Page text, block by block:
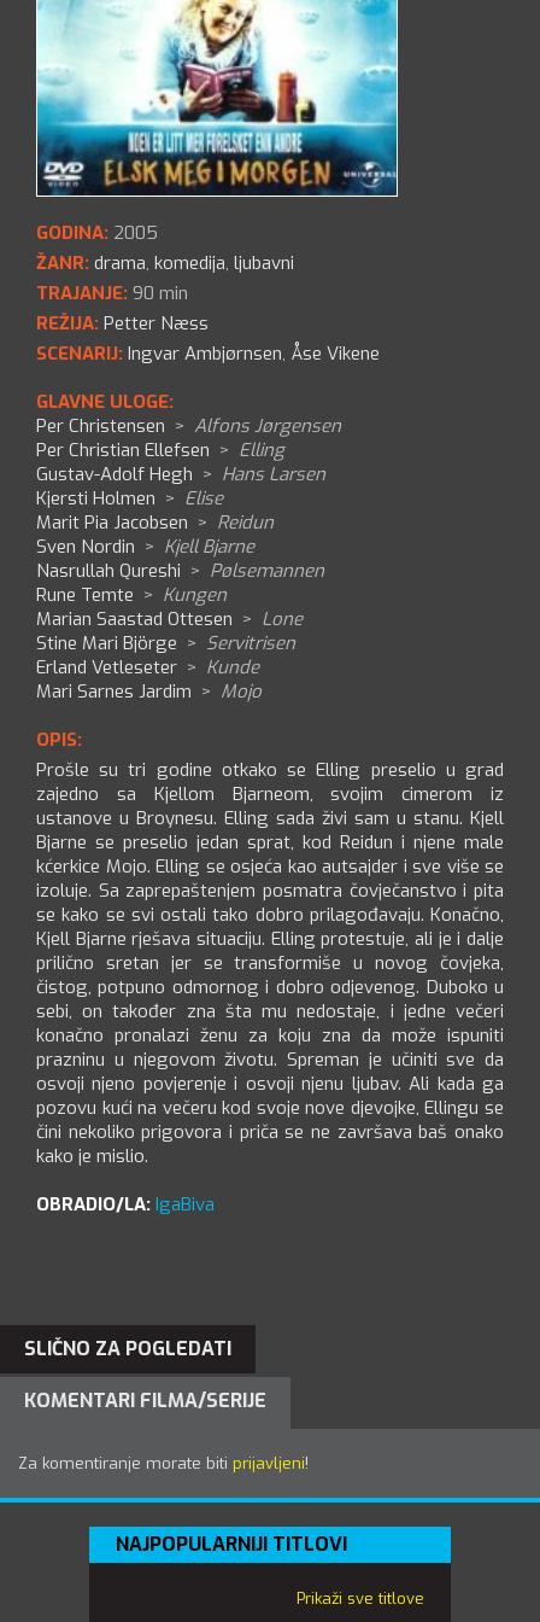
GODINA: 2005
ŽANR: drama, komedija, ljubavni
TRAJANJE: 90 min
REŽIJA: Petter Næss
SCENARIJ: Ingvar Ambjørnsen, Åse Vikene
GLAVNE ULOGE:
Per Christensen > Alfons Jørgensen
Per Christian Ellefsen > Elling
Gustav-Adolf Hegh > Hans Larsen
Kjersti Holmen > Elise
Marit Pia Jacobsen > Reidun
Sven Nordin > Kjell Bjarne
Nasrullah Qureshi > Pølsemannen
Rune Temte > Kungen
Marian Saastad Ottesen > Lone
Stine Mari Björge > Servitrisen
Erland Vetleseter > Kunde
Mari Sarnes Jardim > Mojo
OPIS:
Prošle su tri godine otkako se Elling preselio u grad
zajedno sa Kjellom Bjarneom, svojim cimerom iz
ustanove u Broynesu. Elling sada živi sam u stanu. Kjell
Bjarne se preselio jedan sprat, kod Reidun i njene male
kćerkice Mojo. Elling se osjeća kao autsajder i sve više se
izoluje. Sa zaprepaštenjem posmatra čovječanstvo i pita
se kako se svi ostali tako dobro prilagođavaju. Konačno,
Kjell Bjarne rješava situaciju. Elling protestuje, ali je i dalje
prilično sretan jer se transformiše u novog čovjeka,
čistog, potpuno odmornog i dobro odjevenog. Duboko u
sebi, on također zna šta mu nedostaje, i jedne večeri
konačno pronalazi ženu za koju zna da može ispuniti
prazninu u njegovom životu. Spreman je učiniti sve da
osvoji njeno povjerenje i osvoji njenu ljubav. Ali kada ga
pozovu kući na večeru kod svoje nove djevojke, Ellingu se
čini nekoliko prigovora i priča se ne završava baš onako
kako je mislio.
OBRADIO/LA: IgaBiva
SLIČNO ZA POGLEDATI
KOMENTARI FILMA/SERIJE
Za komentiranje morate biti prijavljeni!
NAJPOPULARNIJI TITLOVI
Prikaži sve titlove